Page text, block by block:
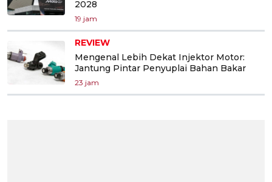
2028
19 jam
REVIEW
Mengenal Lebih Dekat Injektor Motor:
Jantung Pintar Penyuplai Bahan Bakar
23 jam